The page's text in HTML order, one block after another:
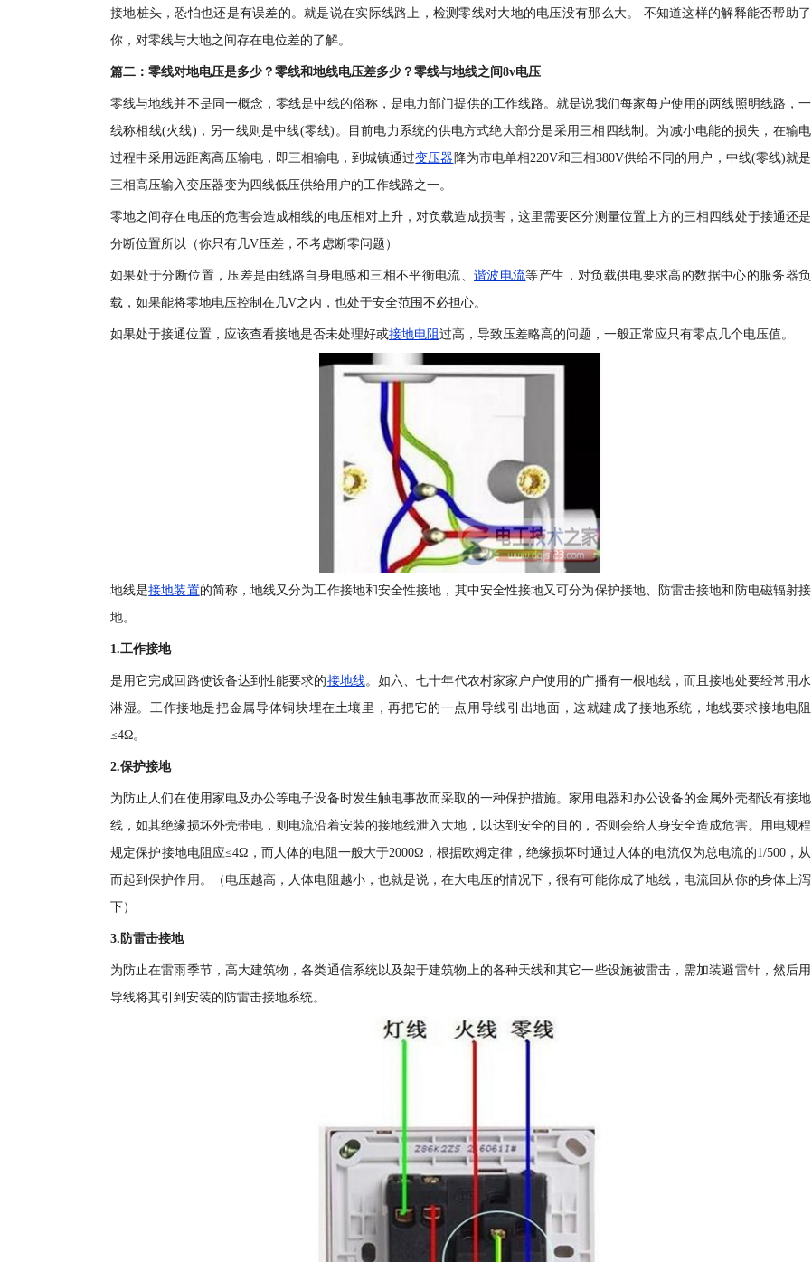
接地桩头，恐怕也还是有误差的。就是说在实际线路上，检测零线对大地的电压没有那么大。 不知道这样的解释能否帮助了
你，对零线与大地之间存在电位差的了解。
篇二：零线对地电压是多少？零线和地线电压差多少？零线与地线之间8v电压
零线与地线并不是同一概念，零线是中线的俗称，是电力部门提供的工作线路。就是说我们每家每户使用的两线照明线路，一
线称相线(火线)，另一线则是中线(零线)。目前电力系统的供电方式绝大部分是采用三相四线制。为减小电能的损失，在输电
过程中采用远距离高压输电，即三相输电，到城镇通过变压器 降为市电单相220V和三相380V供给不同的用户，中线(零线)就是
三相高压输入变压器变为四线低压供给用户的工作线路之一。
零地之间存在电压的危害会造成相线的电压相对上升，对负载造成损害，这里需要区分测量位置上方的三相四线处于接通还是
分断位置所以（你只有几V压差，不考虑断零问题）
如果处于分断位置，压差是由线路自身电感和三相不平衡电流、谐波电流等产生，对负载供电要求高的数据中心的服务器负
载，如果能将零地电压控制在几V之内，也处于安全范围不必担心。
如果处于接通位置，应该查看接地是否未处理好或接地电阻 过高，导致压差略高的问题，一般正常应只有零点几个电压值。
地线是接地装置的简称，地线又分为工作接地和安全性接地，其中安全性接地又可分为保护接地、防雷击接地和防电磁辐射接
地。
1.工作接地
是用它完成回路使设备达到性能要求的接地线。如六、七十年代农村家家户户使用的广播有一根地线，而且接地处要经常用水
淋湿。工作接地是把金属导体铜块埋在土壤里，再把它的一点用导线引出地面，这就建成了接地系统，地线要求接地电阻
≤4Ω。
2.保护接地
为防止人们在使用家电及办公等电子设备时发生触电事故而采取的一种保护措施。家用电器和办公设备的金属外壳都设有接地
线，如其绝缘损坏外壳带电，则电流沿着安装的接地线泄入大地，以达到安全的目的，否则会给人身安全造成危害。用电规程
规定保护接地电阻应≤4Ω，而人体的电阻一般大于2000Ω，根据欧姆定律，绝缘损坏时通过人体的电流仅为总电流的1/500，从
而起到保护作用。（电压越高，人体电阻越小，也就是说，在大电压的情况下，很有可能你成了地线，电流回从你的身体上泻
下）
3.防雷击接地
为防止在雷雨季节，高大建筑物，各类通信系统以及架于建筑物上的各种天线和其它一些设施被雷击，需加装避雷针，然后用
导线将其引到安装的防雷击接地系统。